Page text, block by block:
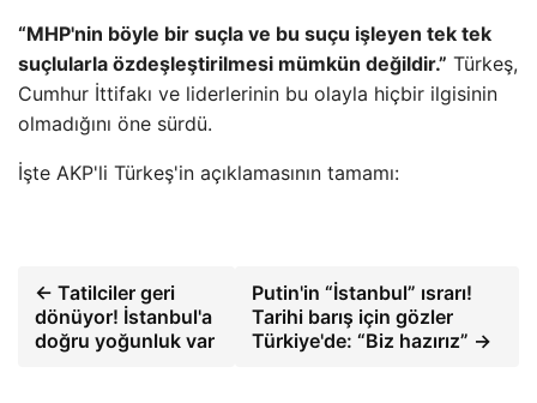
“MHP'nin böyle bir suçla ve bu suçu işleyen tek tek
suçlularla özdeşleştirilmesi mümkün değildir.” Türkeş,
Cumhur İttifakı ve liderlerinin bu olayla hiçbir ilgisinin
olmadığını öne sürdü.
İşte AKP'li Türkeş'in açıklamasının tamamı:
← Tatilciler geri
dönüyor! İstanbul'a
doğru yoğunluk var
Putin'in “İstanbul” ısrarı!
Tarihi barış için gözler
Türkiye'de: “Biz hazırız” →